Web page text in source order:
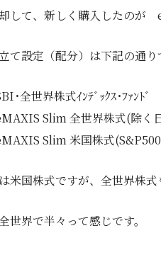
して、新しく購入したのが
て設定（配分）は下記の通り
･全世界株式ｲﾝﾃﾞｯｸｽ･ﾌ
Slim 全世界株式(除
Slim 米国株式
米国株式ですが、全世界株
世界で半々って感じです。